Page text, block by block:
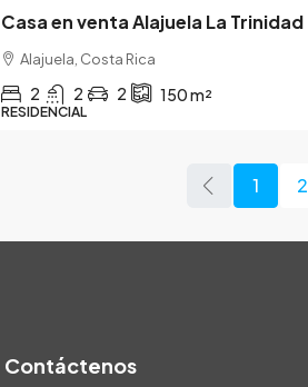
Casa en venta Alajuela La Trinidad
Alajuela, Costa Rica
2 2 2 150m²
RESIDENCIAL
1 2
Contáctenos